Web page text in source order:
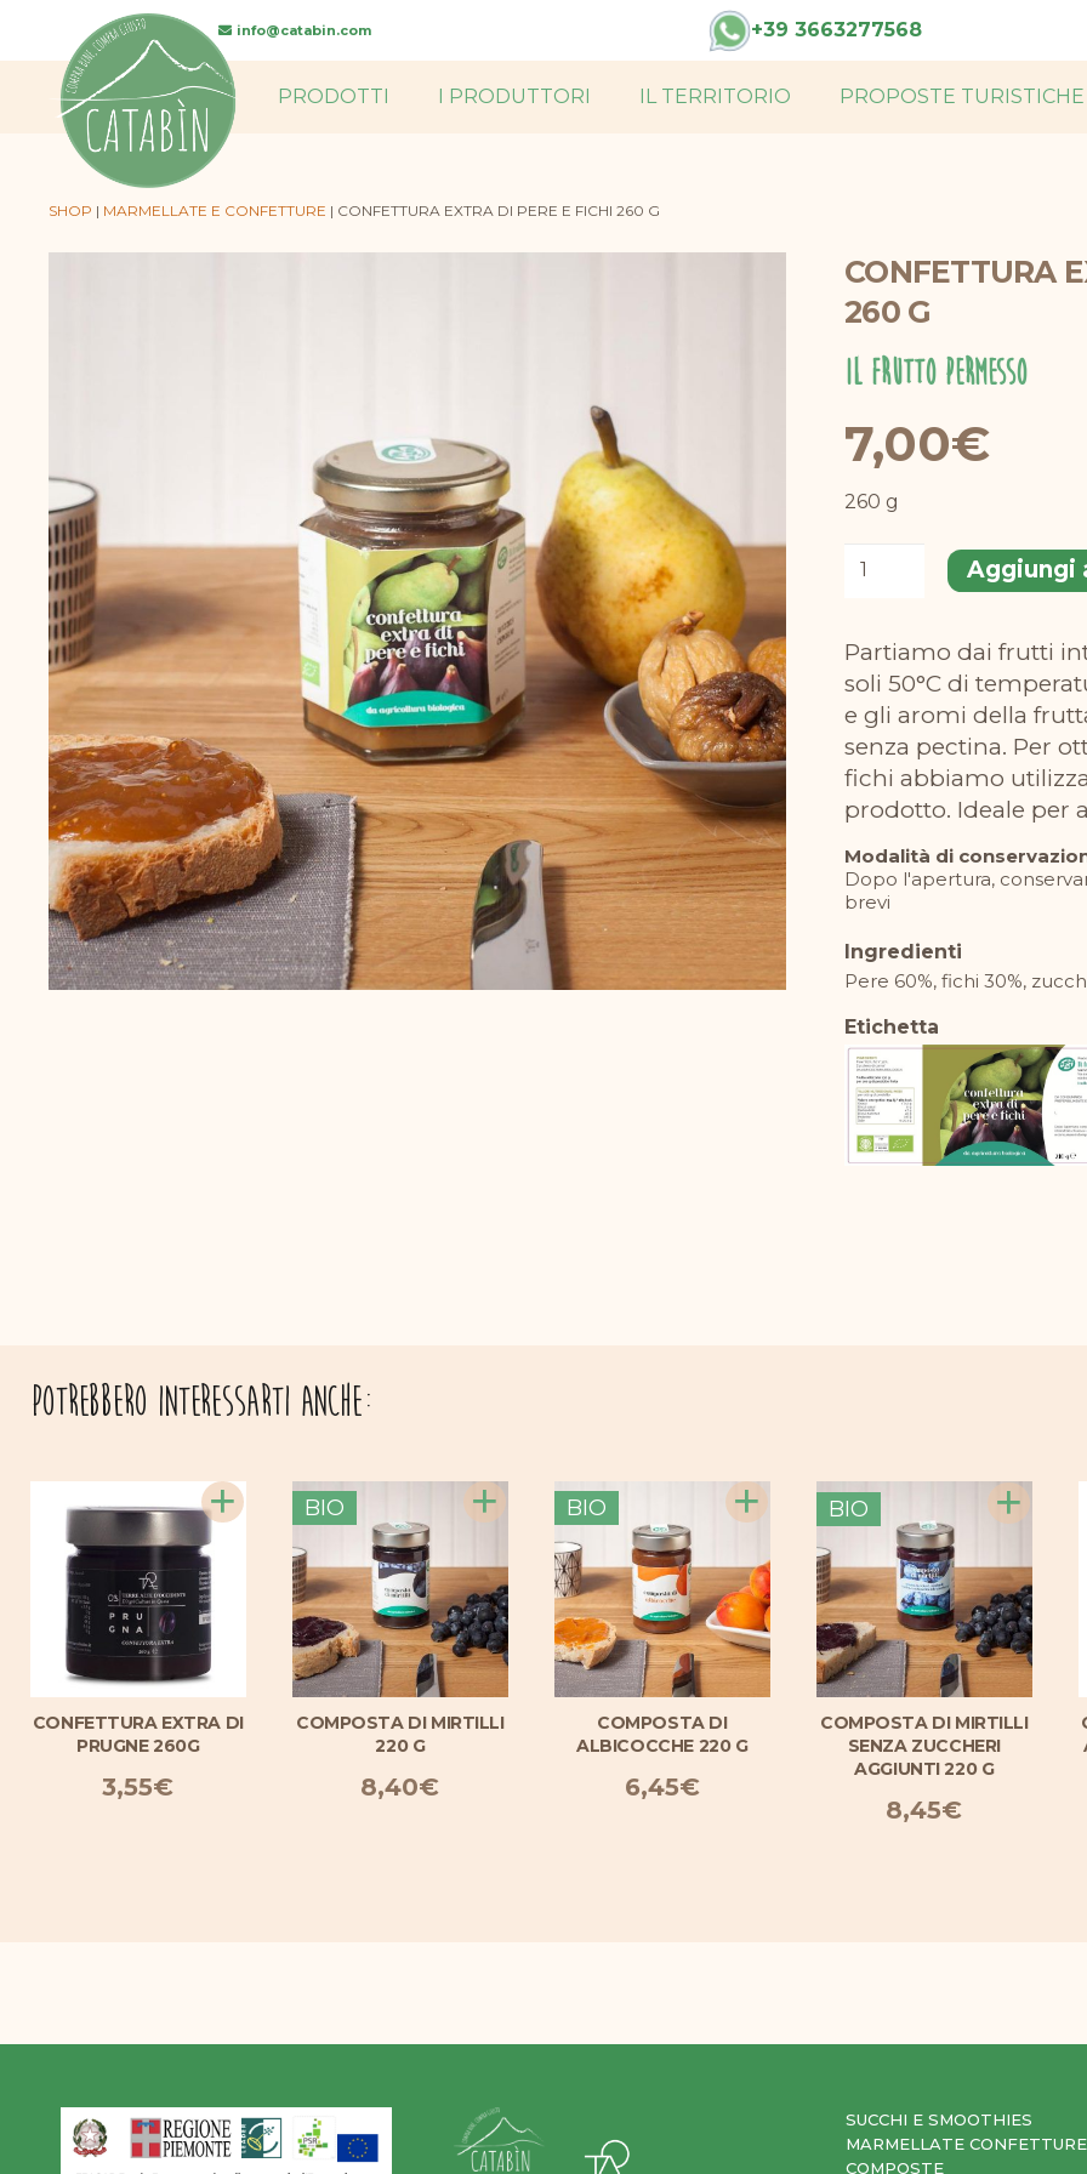
info@catabin.com +39 3663277568
PRODOTTI I PRODUTTORI IL TERRITORIO PROPOSTE TURISTICHE
SHOP | MARMELLATE E CONFETTURE | CONFETTURA EXTRA DI PERE E FICHI 260 G
CONFETTURA
260 G
Il Frutto Permesso
7,00€
260 g
Confettura
pere
e
fichi
260
quantità
Aggiungi
Partiamo dai frutti interi, a tocchetti e li concentriamo piano, a
soli 50°C di
e gli aromi della
senza pectina. Per
fichi abbiamo
prodotto. Ideale per
Modalità di
Dopo l'apertura,
brevi
Ingredienti
Pere 60%, fichi 30%,
Etichetta
Potrebbero interessarti anche:
CONFETTURA EXTRA DI
PRUGNE 260G
3,55€
+
COMPOSTA DI MIRTILLI
220 G
8,40€
BIO +
COMPOSTA DI
ALBICOCCHE 220 G
6,45€
BIO +
COMPOSTA DI MIRTILLI
SENZA ZUCCHERI
AGGIUNTI 220 G
8,45€
BIO +
SUCCHI E SMOOTHIES
MARMELLATE CONFETTURE
COMPOSTE